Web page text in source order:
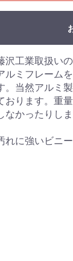
沢工業取扱い
ルミフレーム
。当然アルミ
おります。重
なかったりし
れに強いビニ